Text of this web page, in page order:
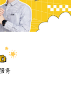
务